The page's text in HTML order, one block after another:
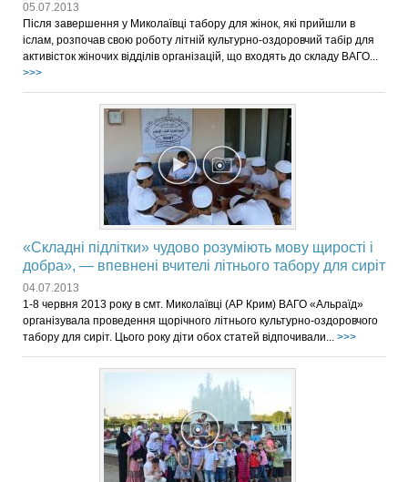
05.07.2013
Після завершення у Миколаївці табору для жінок, які прийшли в
іслам, розпочав свою роботу літній культурно-оздоровчий табір для
активісток жіночих відділів організацій, що входять до складу ВАГО...
>>>
«Складні підлітки» чудово розуміють мову щирості і
добра», — впевнені вчителі літнього табору для сиріт
04.07.2013
1-8 червня 2013 року в смт. Миколаївці (АР Крим) ВАГО «Альраїд»
організувала проведення щорічного літнього культурно-оздоровчого
табору для сиріт. Цього року діти обох статей відпочивали... >>>